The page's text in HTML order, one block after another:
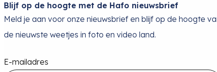
Blijf op de hoogte met de Hafo nieuwsbrief
Meld je aan voor onze nieuwsbrief en blijf op de hoogte
de nieuwste weetjes in foto en video land.
E-mailadres